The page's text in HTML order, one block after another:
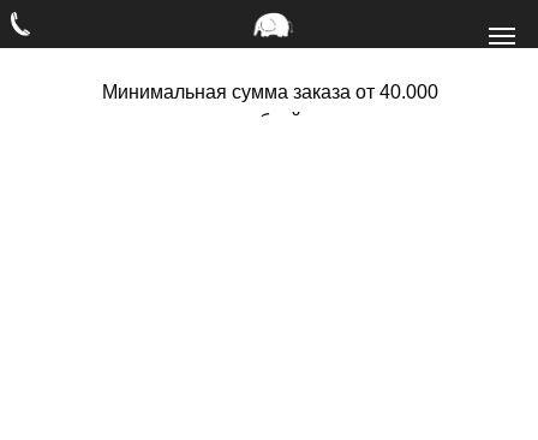
Минимальная сумма заказа от 40.000
рублей